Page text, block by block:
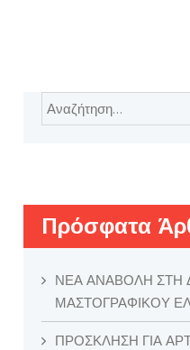
Αναζήτηση
για:
Πρόσφατα
ΝΕΑ ΑΝΑΒΟΛΗ ΣΤΗ
ΜΑΣΤΟΓΡΑΦΙΚΟΥ
ΠΡΟΣΚΛΗΣΗ ΓΙΑ